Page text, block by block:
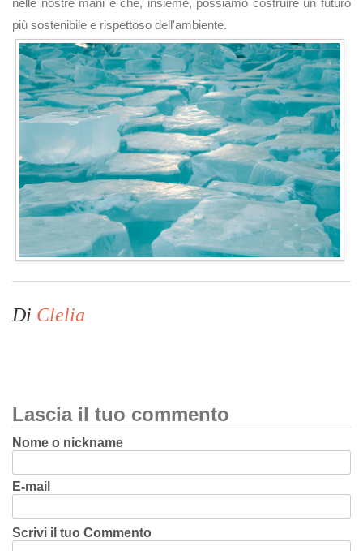
nelle nostre mani e che, insieme, possiamo costruire un futuro
più sostenibile e rispettoso dell'ambiente.
Di Clelia
Lascia il tuo commento
Nome o nickname
E-mail
Scrivi il tuo Commento